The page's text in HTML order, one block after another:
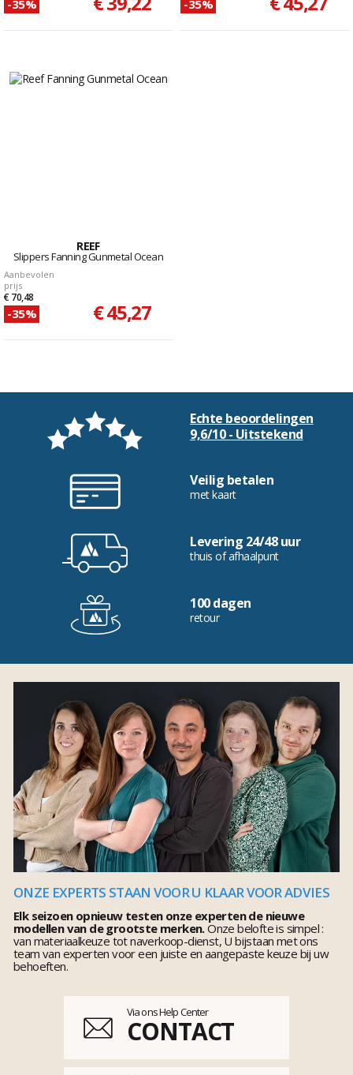
-35% -35%
REEF
Slippers Fanning Gunmetal Ocean
Aanbevolen
prijs
€ 70,48
-35% € 45,27
Echte beoordelingen
9,6/10 - Uitstekend
Veilig betalen
met kaart
Levering 24/48 uur
thuis of afhaalpunt
100 dagen
retour
ONZE EXPERTS STAAN VOOR U KLAAR VOOR ADVIES
Elk seizoen opnieuw testen onze experten de nieuwe
modellen van de grootste merken.Onze belofte is simpel :
van materiaalkeuze tot naverkoop-dienst, U bijstaan met ons
team van experten voor een juiste en aangepaste keuze bij uw
behoeften.
Via ons Help Center
CONTACT